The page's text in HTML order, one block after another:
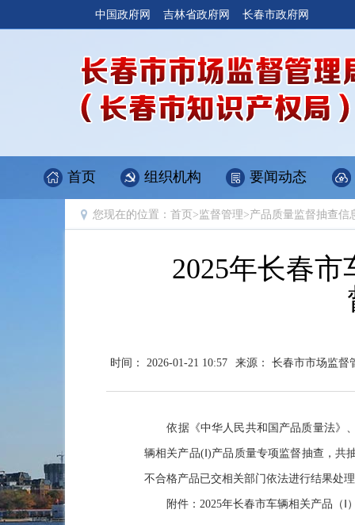
中国政府网 吉林省政府网 长春市政府网
首页 组织机构 要闻动态
您现在的位置： 首页 >监督管理>产品质量监督抽查信
2025年长春
时间： 2026-01-21 10:57 来源： 长春市市场监督
依据《中华人民共和国产品质量法》
辆相关产品(Ⅰ)产品质量专项监督抽查，共
不合格产品已交相关部门依法进行结果处
附件：2025年长春市车辆相关产品（